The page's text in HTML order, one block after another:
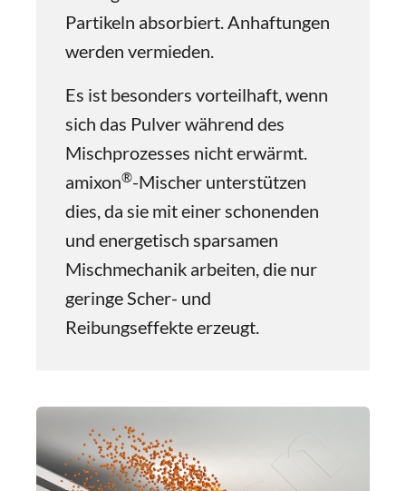
Partikeln absorbiert. Anhaftungen
werden vermieden.
Es ist besonders vorteilhaft, wenn
sich das Pulver während des
Mischprozesses nicht erwärmt.
amixon®-Mischer unterstützen
dies, da sie mit einer schonenden
und energetisch sparsamen
Mischmechanik arbeiten, die nur
geringe Scher- und
Reibungseffekte erzeugt.